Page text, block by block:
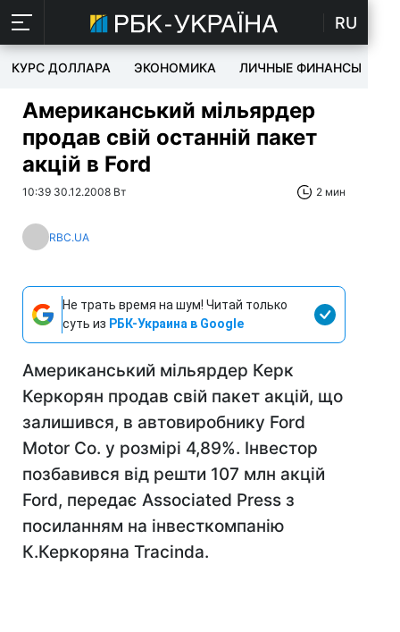
RU
КУРС ДОЛЛАРА ЭКОНОМИКА ЛИЧНЫЕ ФИНАНСЫ
Американський мільярдер
продав свій останній пакет
акцій в Ford
10:39 30.12.2008 Вт 2 мин
RBC.UA
Не трать время на шум! Читай только
суть из РБК-Украина в Google
Американський мільярдер Керк
Керкорян продав свій пакет акцій, що
залишився, в автовиробнику Ford
Motor Co. у розмірі 4,89%. Інвестор
позбавився від решти 107 млн акцій
Ford, передає Associated Press з
посиланням на інвесткомпанію
К.Керкоряна Tracinda.